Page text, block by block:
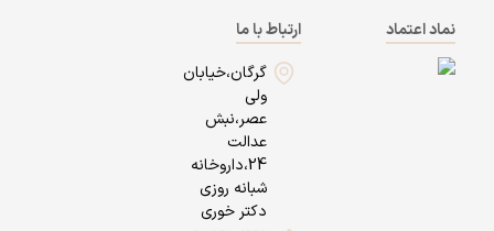
نماد اعتماد
ارتباط با ما
گرگان،خیابان
ولی
عصر،نبش
عدالت
24،داروخانه
شبانه روزی
دکتر خوری